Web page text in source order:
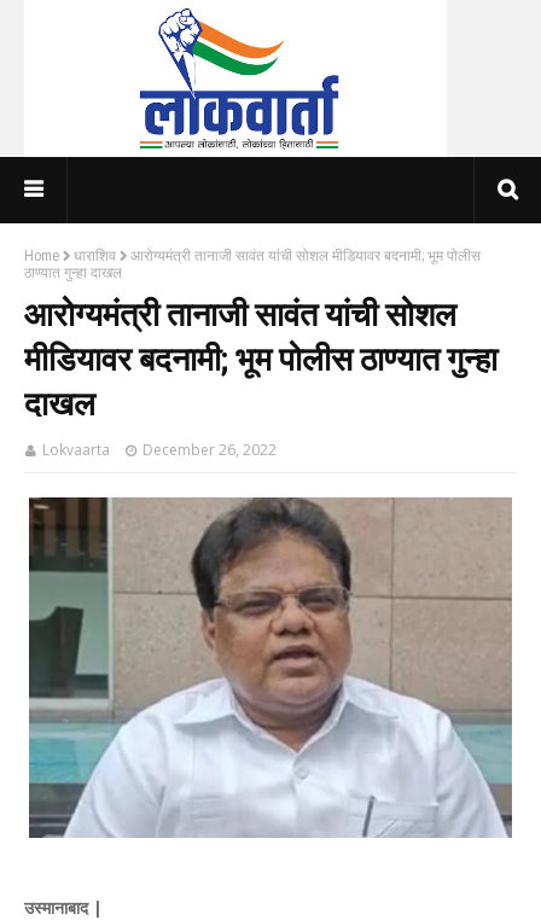
Home धाराशिव
आरोग्यमंत्री तानाजी सावंत यांची सोशल मीडियावर बदनामी; भूम पोलीस
ठाण्यात गुन्हा दाखल
आरोग्यमंत्री तानाजी सावंत यांची सोशल
मीडियावर बदनामी; भूम पोलीस ठाण्यात गुन्हा
दाखल
Lokvaarta December 26, 2022
उस्मानाबाद |